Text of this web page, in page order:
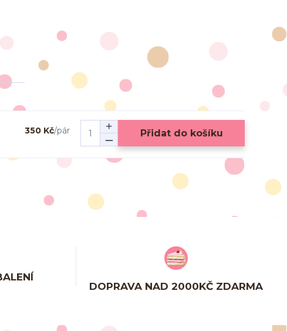
350 Kč/pár Přidat do košíku
DOPRAVA NAD 2000KČ ZDARMA